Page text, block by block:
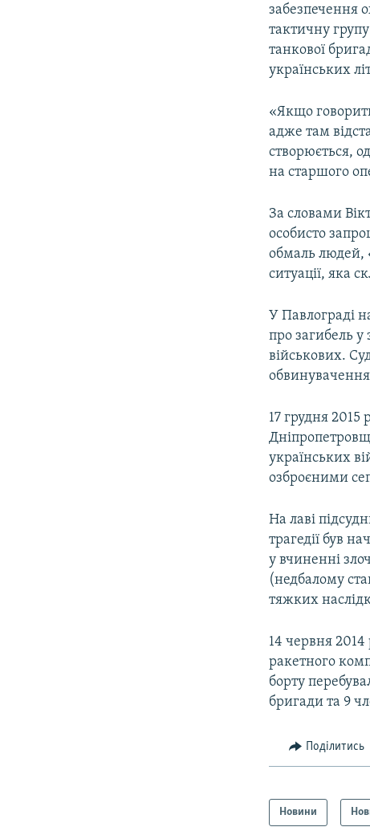
забезпечення
тактичну
танкової
українських
«Якщо
адже там
створюється,
на старшого
За словами
особисто
обмаль людей,
ситуації, яка
У Павлограді
про загибель у
військових.
17 грудня
українських
озброєними
На лаві
трагедії був
у вчиненні
(недбалому
тяжких
14 червня 2014
ракетного
борту
бригади та 9
Поділитись
Новини